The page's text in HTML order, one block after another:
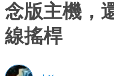
念版主機，
線搖桿